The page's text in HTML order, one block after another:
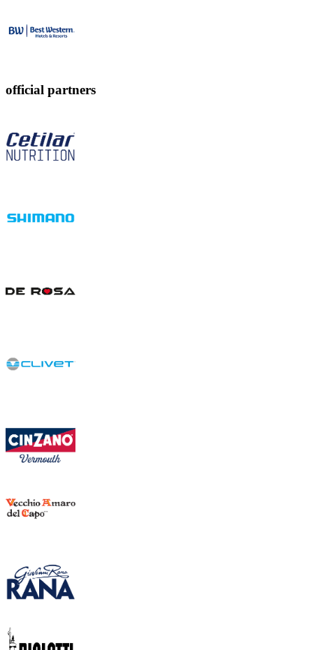
official partners